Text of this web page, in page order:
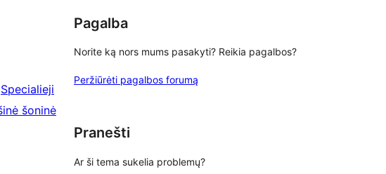
Specialieji
šoninė
Pagalba
Norite ką nors mums pasakyti? Reikia pagalbos?
Peržiūrėti pagalbos forumą
Pranešti
Ar ši tema sukelia problemų?